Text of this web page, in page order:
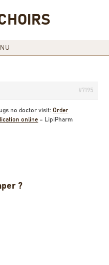
#7195
no doctor visit:Order
online – LipiPharm
?